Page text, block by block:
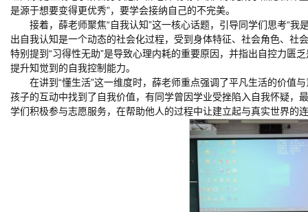
是源于想要变得更优秀”，要学会接纳自己的不完美。
接着，薛老师聚焦“自我认知”这一核心话题，引导同学们思考“
出自我认知是一个动态的社会化过程，受到身体特征、社会角色、
特别提到“习得性无助”是导致心理内耗的重要原因，并指出自控力匮
提升知觉到的自我控制能力。
在讲到“懂生活”这一维度时，薛老师重点强调了平凡生活的价值
孩子的互动中找到了自我价值，有同学曾因学业受挫陷入自我怀疑，
学们积极参与志愿服务，在帮助他人的过程中让建立起与真实世界的